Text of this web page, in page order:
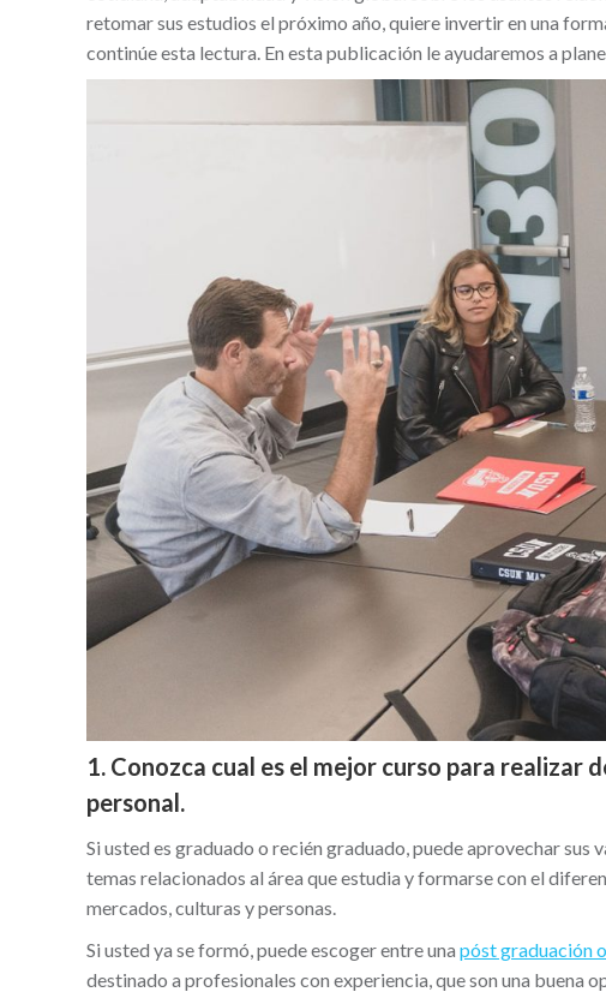
retomar sus estudios el próximo año, quiere invertir en una
continúe esta lectura. En esta publicación le ayudaremos a
1. Conozca cual es el mejor curso para realizar
personal.
Si usted es graduado o recién graduado, puede aprovechar sus
temas relacionados al área que estudia y formarse con el
mercados, culturas y personas.
Si usted ya se formó, puede escoger entre una póst graduación
destinado a profesionales con experiencia, que son una buena